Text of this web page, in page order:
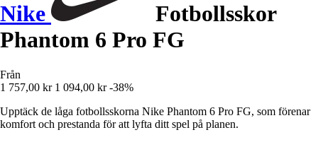
Nike
Fotbollsskor
Phantom 6 Pro FG
Från
1 757,00 kr 1 094,00 kr -38%
Upptäck de låga fotbollsskorna Nike Phantom 6 Pro FG, som förenar
komfort och prestanda för att lyfta ditt spel på planen.